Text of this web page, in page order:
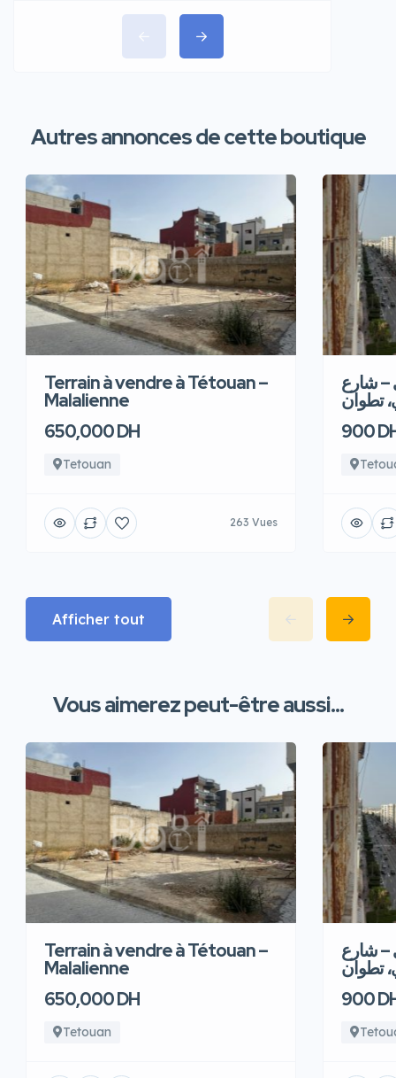
Autres annonces de cette boutique
Terrain à vendre à Tétouan –
Malalienne
650,000 DH
Tetouan
263 Vues
– شارع
تطوان
900
Afficher tout
Vous aimerez peut-être aussi...
Terrain à vendre à Tétouan –
Malalienne
650,000 DH
Tetouan
– شارع
تطوان
900